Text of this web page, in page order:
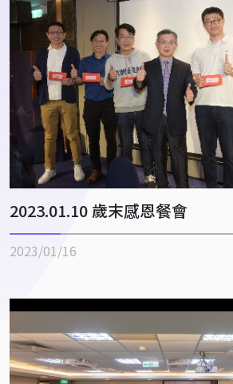
2023.01.10 歲末感恩餐會
2023/01/16